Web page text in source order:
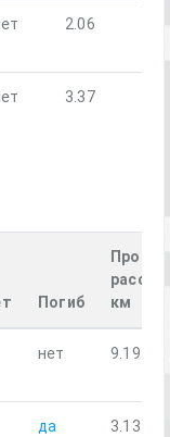
2.06
3.37
Погиб
км
нет 9.19
да 3.13